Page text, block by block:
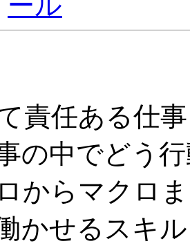
責任ある仕
の中でどう
からマクロ
かせるスキ